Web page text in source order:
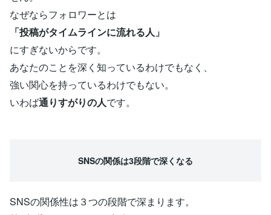
なぜならフォロワーとは
「投稿がタイムラインに流れる人」
にすぎないからです。
あなたのことを深く知っているわけでもなく、
強い関心を持っているわけでもない。
いわば通りすがりの人です。
SNSの関係は3段階で深くなる
SNSの関係性は３つの段階で深まります。